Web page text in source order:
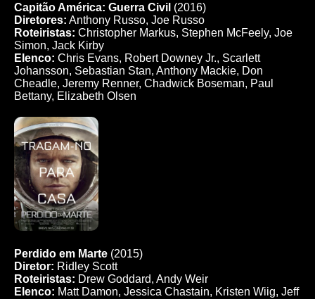
Capitão América: Guerra Civil (2016)
Diretores: Anthony Russo, Joe Russo
Roteiristas: Christopher Markus, Stephen McFeely, Joe
Simon, Jack Kirby
Elenco: Chris Evans, Robert Downey Jr., Scarlett
Johansson, Sebastian Stan, Anthony Mackie, Don
Cheadle, Jeremy Renner, Chadwick Boseman, Paul
Bettany, Elizabeth Olsen
Perdido em Marte (2015)
Diretor: Ridley Scott
Roteiristas: Drew Goddard, Andy Weir
Elenco: Matt Damon, Jessica Chastain, Kristen Wiig, Jeff